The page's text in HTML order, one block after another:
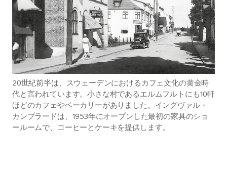
20世紀前半は、スウェーデンにおけるカフェ文化の黄金時
代と言われています。小さな村であるエルムフルトにも10軒
ほどのカフェやベーカリーがありました。イングヴァル・
カンプラードは、1953年にオープンした最初の家具のショ
ールームで、コーヒーとケーキを提供します。